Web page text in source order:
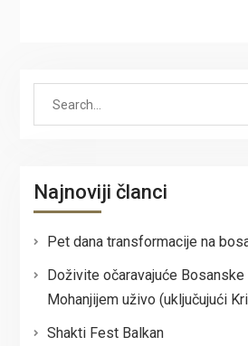
Najnoviji članci
Pet dana transformacije na
Doživite očaravajuće
Mohanjijem uživo (uključujući
Shakti Fest Balkan